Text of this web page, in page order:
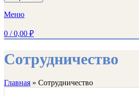
Меню
0 / 0,00 ₽
Сотрудничество
Главная » Сотрудничество